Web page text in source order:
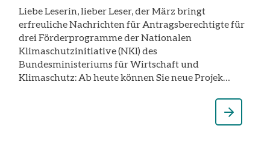
Liebe Leserin, lieber Leser, der März bringt
erfreuliche Nachrichten für Antragsberechtigte für
drei Förderprogramme der Nationalen
Klimaschutzinitiative (NKI) des
Bundesministeriums für Wirtschaft und
Klimaschutz: Ab heute können Sie neue Projek…